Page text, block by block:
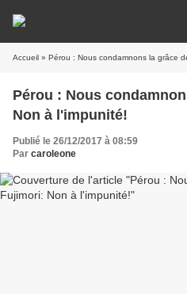
Accueil » Pérou : Nous condamnons la grâce
Pérou : Nous
Non à l'impunité!
Publié le 26/12/2017 à 08:59
Par caroleone